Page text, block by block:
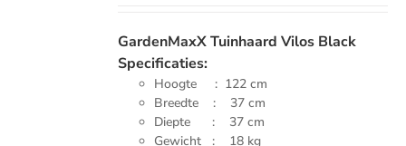
€189.00.€169.00.
GardenMaxX Tuinhaard Vilos Black
Specificaties:
Hoogte : 122 cm
Breedte : 37 cm
Diepte : 37 cm
Gewicht : 18 kg